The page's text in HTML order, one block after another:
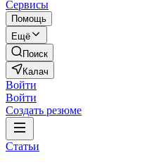
Сервисы
Помощь
Ещё
Поиск
Калач
Войти
Войти
Создать резюме
Статьи